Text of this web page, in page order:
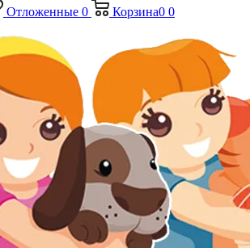
Отложенные 0 Корзина0 0